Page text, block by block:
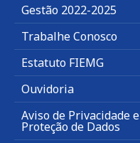
Gestão 2022-2025
Trabalhe Conosco
Estatuto FIEMG
Ouvidoria
Aviso de Privacidade e
Proteção de Dados